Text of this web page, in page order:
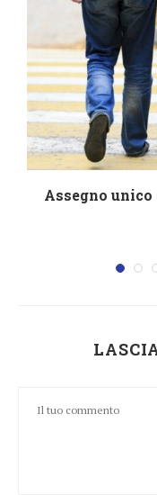
Assegno